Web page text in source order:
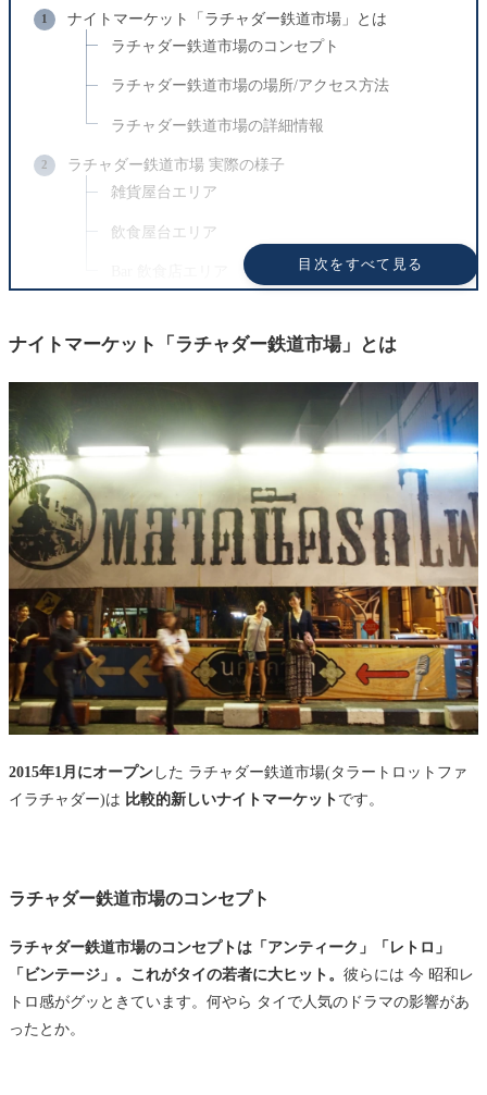
目次をすべて見る
ナイトマーケット「ラチャダー鉄道市場」とは
ラチャダー鉄道市場のコンセプト
ラチャダー鉄道市場の場所/アクセス方法
ラチャダー鉄道市場の詳細情報
ラチャダー鉄道市場 実際の様子
雑貨屋台エリア
飲食屋台エリア
まとめ: 活気ある市場を上から撮影しよう
ナイトマーケット「ラチャダー鉄道市場」とは
2015年1月にオープンした ラチャダー鉄道市場(タラートロットファ
イラチャダー)は 比較的新しいナイトマーケットです。
ラチャダー鉄道市場のコンセプト
ラチャダー鉄道市場のコンセプトは「アンティーク」「レトロ」
「ビンテージ」。これがタイの若者に大ヒット。 彼らには 今 昭和レ
トロ感がグッときています。何やら タイで人気のドラマの影響があ
ったとか。